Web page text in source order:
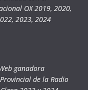
OX 2019, 2020,
2023, 2024
ganadora
de la Radio